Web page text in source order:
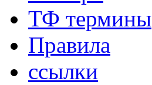
ТФ термины
Правила
ссылки